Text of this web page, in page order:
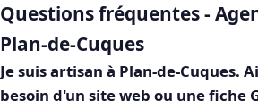
Questions fréquentes -
Plan-de-Cuques
Je suis artisan à Plan-de-Cuques.
besoin d'un site web ou une fiche